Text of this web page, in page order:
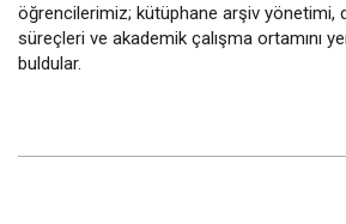
öğrencilerimiz; kütüphane arşiv yönetimi,
süreçleri ve akademik çalışma ortamını
buldular.